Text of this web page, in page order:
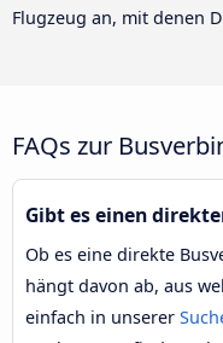
Flugzeug an, mit denen
FAQs zur
Gibt es einen
Ob es eine direkte
hängt davon ab, aus
einfach in unserer